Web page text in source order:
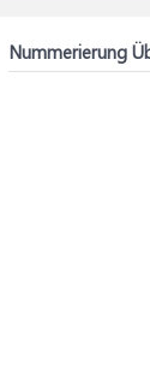
Nummerierung